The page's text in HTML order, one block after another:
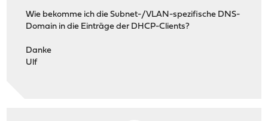
Wie bekomme ich die Subnet-/VLAN-spezifische DNS-
Domain in die Einträge der DHCP-Clients?
Danke
Ulf